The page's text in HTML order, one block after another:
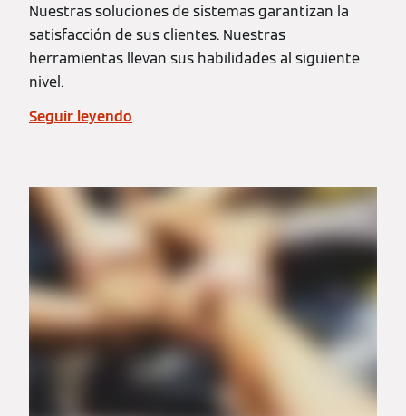
Nuestras soluciones de sistemas garantizan la
satisfacción de sus clientes. Nuestras
herramientas llevan sus habilidades al siguiente
nivel.
Seguir leyendo